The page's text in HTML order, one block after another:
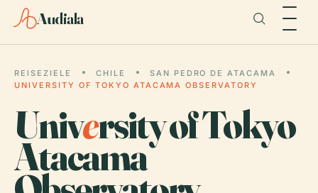
Audiala
REISEZIELE CHILE
SAN PEDRO DE ATACAMA
UNIVERSITY OF TOKYO ATACAMA OBSERVATORY
University of Tokyo
Atacama